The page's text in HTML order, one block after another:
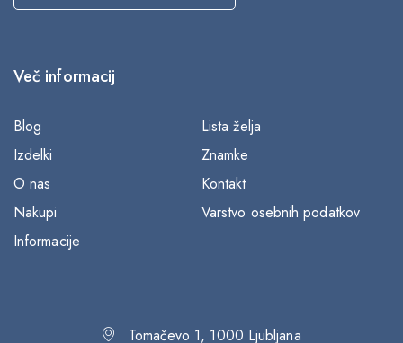
Več informacij
Blog
Lista želja
Izdelki
Znamke
O nas
Kontakt
Nakupi
Varstvo osebnih podatkov
Informacije
Tomačevo 1, 1000 Ljubljana